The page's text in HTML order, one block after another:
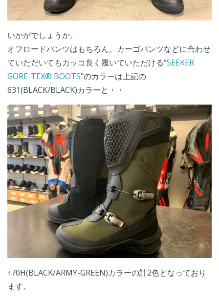
いかがでしょうか。
オフロードパンツはもちろん、カーゴパンツなどに合わせ
ていただいてもカッコ良く履いていただける“SEEKER
GORE-TEX® BOOTS”のカラーは上記の
631(BLACK/BLACK)カラーと・・
↑70H(BLACK/ARMY-GREEN)カラーの計2色となっており
ます。